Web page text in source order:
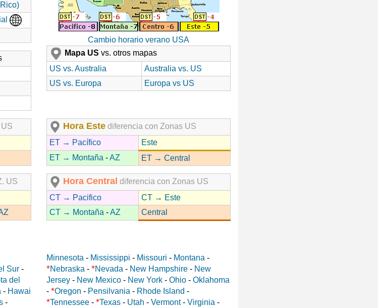
Cambio horario verano USA
Mapa US vs. otros mapas
US vs. Australia
Australia vs. US
US vs. Europa
Europa vs US
Hora Este diferencia con Zonas US
ET → Pacífico
Este
ET → Montaña -AZ ET → Central
US
Hora Central diferencia con Zonas US
CT → Pacifico
CT → Este
CT → Montaña -AZ Central
Sur -
del
- Hawai
-
Minnesota - Mississippi - Missouri - Montana -
*Nebraska - *Nevada - New Hampshire - New
Jersey - New Mexico - New York - Ohio - Oklahoma
- *Oregon - Pensilvania - Rhode Island -
*Tennessee - *Texas - Utah - Vermont- Virginia -